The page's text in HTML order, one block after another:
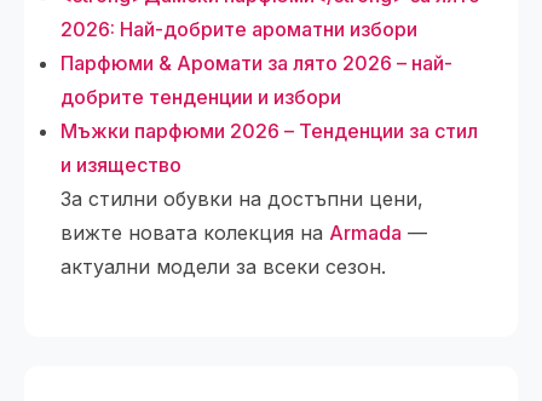
2026: Най-добрите ароматни избори
Парфюми & Аромати за лято 2026 – най-
добрите тенденции и избори
Мъжки парфюми 2026 – Тенденции за стил
и изящество
За стилни обувки на достъпни цени,
вижте новата колекция на Armada —
актуални модели за всеки сезон.